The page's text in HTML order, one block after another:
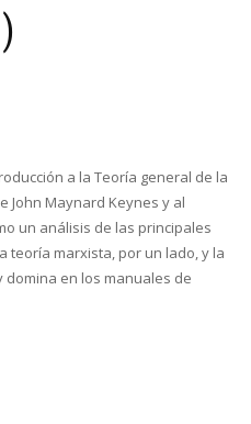
a la Teoría general de la
John Maynard Keynes y al
un análisis de las principales
teoría marxista, por un lado, y la
en los manuales de